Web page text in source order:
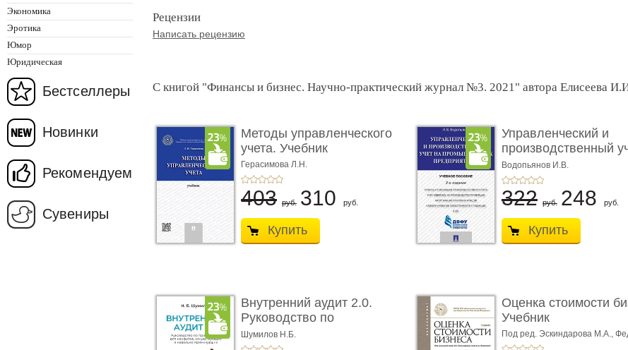
Экономика
Эротика
Юмор
Юридическая
Бестселлеры
Новинки
Рекомендуем
Сувениры
Рецензии
Написать рецензию
С книгой "Финансы и бизнес. Научно-практический журнал №3. 2021" автора Елисеева
Методы управленческого
учета. Учебник
Герасимова Л.Н.
403 руб. 310 руб.
Купить
Управленческий и
производственный
про ...
Водопьянов И.В.
322 руб. 248 руб.
Купить
Внутренний аудит 2.0.
Руководство по
применению ...
Шумилов Н.Б.
Оценка стоимости
Учебник
Под ред. Эскиндарова М.А.,
М.А.